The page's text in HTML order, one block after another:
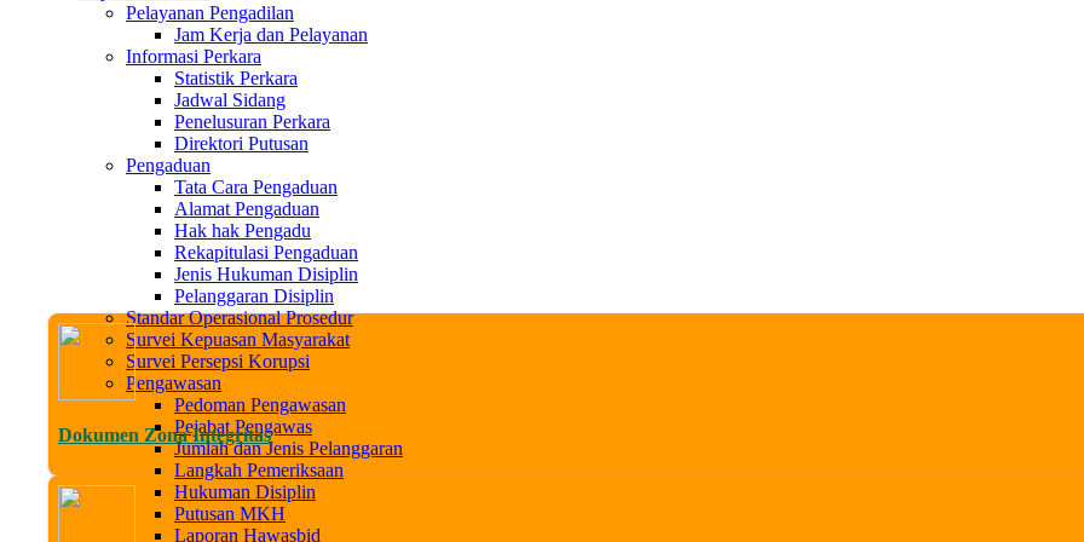
Pelayanan Pengadilan
Jam Kerja dan Pelayanan
Informasi Perkara
Statistik Perkara
Jadwal Sidang
Penelusuran Perkara
Direktori Putusan
Pengaduan
Tata Cara Pengaduan
Alamat Pengaduan
Hak hak Pengadu
Rekapitulasi Pengaduan
Jenis Hukuman Disiplin
Pelanggaran Disiplin
Standar Operasional Prosedur
Survei Kepuasan Masyarakat
Survei Persepsi Korupsi
Pengawasan
Pedoman Pengawasan
Pejabat Pengawas
Jumlah dan Jenis Pelanggaran
Langkah Pemeriksaan
Hukuman Disiplin
Putusan MKH
Laporan Hawasbid
Dokumen Zona Integritas